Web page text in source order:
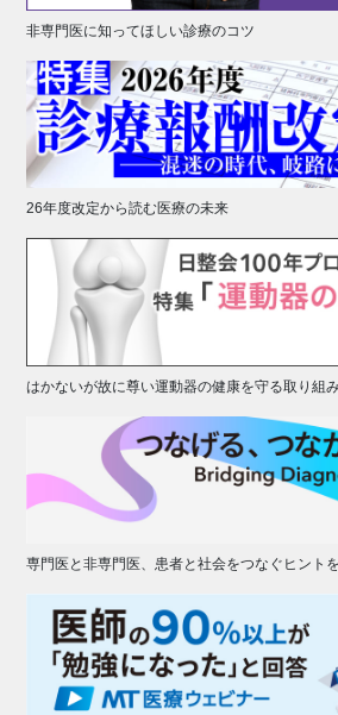
非専門医に知ってほしい診療のコツ
26年度改定から読む医療の未来
はかないが故に尊い運動器の健康を守る取り組
専門医と非専門医、患者と社会をつなぐヒント